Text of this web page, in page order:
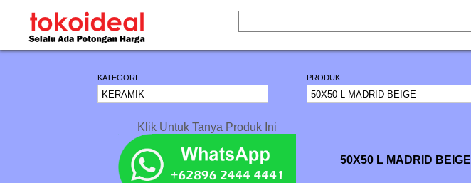
KATEGORI PRODUK
Klik Untuk Tanya Produk Ini
50X50 L MADRID BEIGE